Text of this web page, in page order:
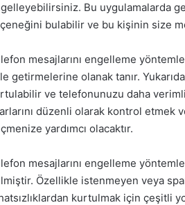
Bu uygulamalarda
bulabilir ve bu kişinin size
mesajlarını engelleme
getirmelerine olanak tanır.
ve telefonunuzu daha
düzenli olarak kontrol etmek
yardımcı olacaktır.
mesajlarını engelleme
Özellikle istenmeyen veya
kurtulmak için çeşitli